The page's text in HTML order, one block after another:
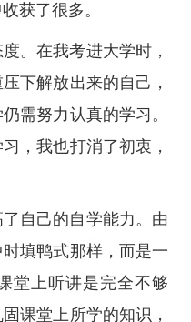
获了很多。
。在我考进大学时，
下解放出来的自己，
需努力认真的学习。
，我也打消了初衷，
自己的自学能力。由
填鸭式那样，而是一
堂上听讲是完全不够
课堂上所学的知识，